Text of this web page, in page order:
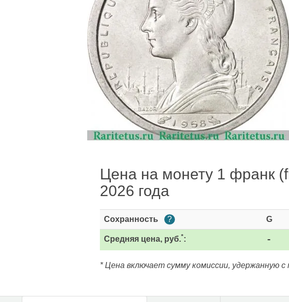
Цена на монету 1 франк
2026 года
Сохранность ? G
Средняя цена, руб.*: -
* Цена включает сумму комиссии, удержанную с